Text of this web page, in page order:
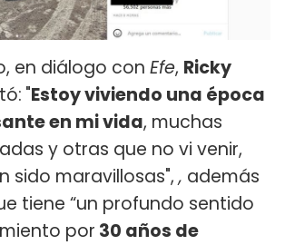
en diálogo con Efe, Ricky
"Estoy viviendo una época
en mi vida, muchas
y otras que no vi venir,
sido maravillosas",, además
tiene “un profundo sentido
por 30 años de